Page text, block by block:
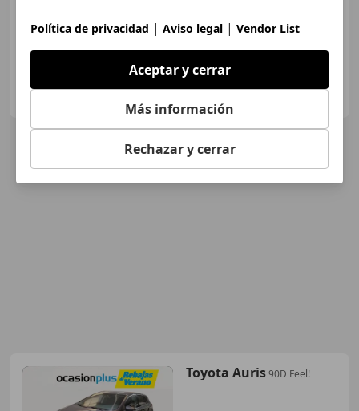
Clidrive Group
Toyota Auris90D Feel!
Política de privacidad | Aviso legal | Vendor List
Aceptar y cerrar
Más información
Rechazar y cerrar